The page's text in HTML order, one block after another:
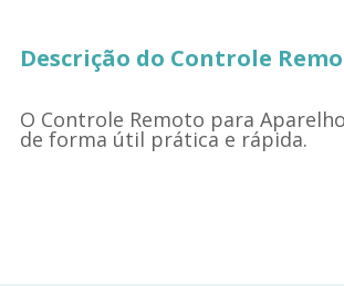
Descrição do Controle
O Controle Remoto para
de forma útil prática e rápida.